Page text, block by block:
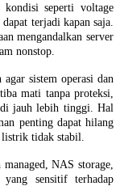
kondisi seperti voltage
terjadi kapan saja.
mengandalkan server
nonstop.
sistem operasi dan
mati tanpa proteksi,
jauh lebih tinggi. Hal
penting dapat hilang
listrik tidak stabil.
NAS storage,
sensitif terhadap